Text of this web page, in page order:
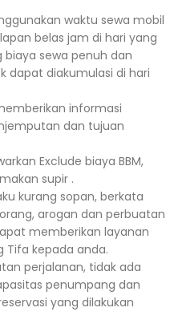
waktu sewa mobil
belas jam di hari yang
sewa penuh dan
dapat diakumulasi di hari
informasi
dan tujuan
Exclude biaya BBM,
supir .
kurang sopan, berkata
arogan dan perbuatan
memberikan layanan
Tifa kepada anda.
perjalanan, tidak ada
penumpang dan
yang dilakukan